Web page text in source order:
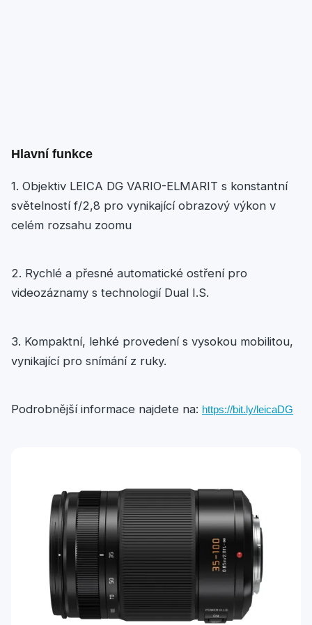
Hlavní funkce
1. Objektiv LEICA DG VARIO-ELMARIT s konstantní
světelností f/2,8 pro vynikající obrazový výkon v
celém rozsahu zoomu
2. Rychlé a přesné automatické ostření pro
videozáznamy s technologií Dual I.S.
3. Kompaktní, lehké provedení s vysokou mobilitou,
vynikající pro snímání z ruky.
Podrobnější informace najdete na: https://bit.ly/leicaDG